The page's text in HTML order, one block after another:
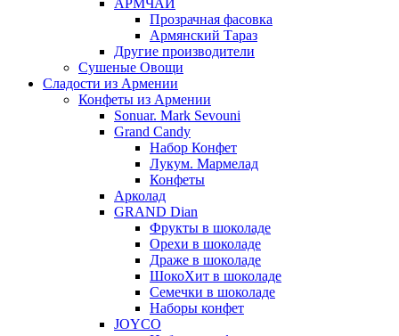
АРМЧАЙ
Прозрачная фасовка
Армянский Тараз
Другие производители
Сушеные Овощи
Сладости из Армении
Конфеты из Армении
Sonuar. Mark Sevouni
Grand Candy
Набор Конфет
Лукум. Мармелад
Конфеты
Арколад
GRAND Dian
Фрукты в шоколаде
Орехи в шоколаде
Драже в шоколаде
ШокоХит в шоколаде
Семечки в шоколаде
Наборы конфет
JOYCO